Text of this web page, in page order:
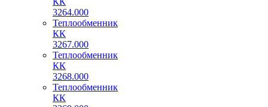
3264.000
Теплообменник
КК
3267.000
Теплообменник
КК
3268.000
Теплообменник
КК